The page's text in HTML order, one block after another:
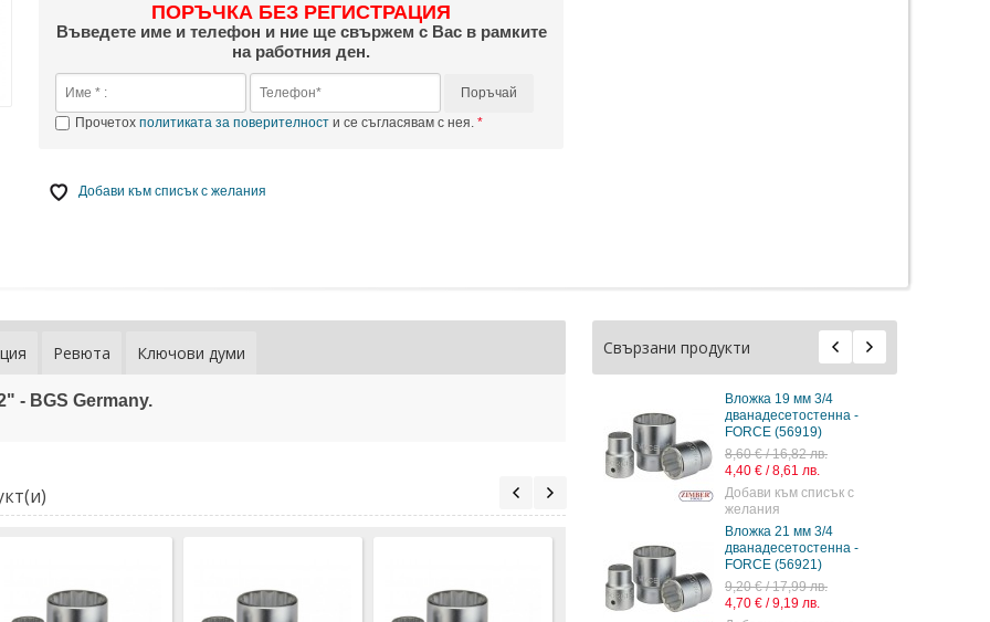
ПОРЪЧКА БЕЗ РЕГИСТРАЦИЯ
Въведете име и телефон и ние ще свържем с Вас в рамките
на работния ден.
Поръчай
Прочетохполитиката за поверителност и се съгласявам с нея.
Добави към списък с желания
Ревюта Ключови думи
- BGS Germany.
Свързани продукти
Добави към списък с
9,20 € / 17,99 лв.
4,70 € / 9,19 лв.
Вложка 23 мм 3/4
дванадесетостенна -
FORCE (56923)
10,20 € / 19,95 лв.
5,22 € / 10,21 лв.
Добави към списък с
желания
Вложка 24 мм 3/4
дванадесетостенна -
FORCE (56924)
10,20 € / 19,95 лв.
5,22 € / 10,21 лв.